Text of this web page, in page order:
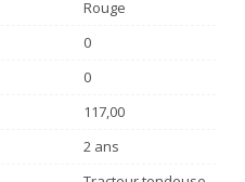
Rouge
0
0
117,00
2 ans